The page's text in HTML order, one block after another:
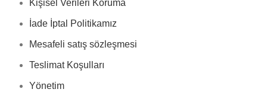
Kişisel Verileri Koruma
İade İptal Politikamız
Mesafeli satış sözleşmesi
Teslimat Koşulları
Yönetim